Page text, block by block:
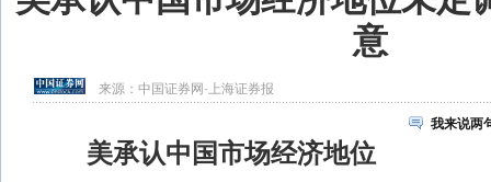
意
来源： 中国证券网·上海证券报
我来说两
美承认中国市场经济地位